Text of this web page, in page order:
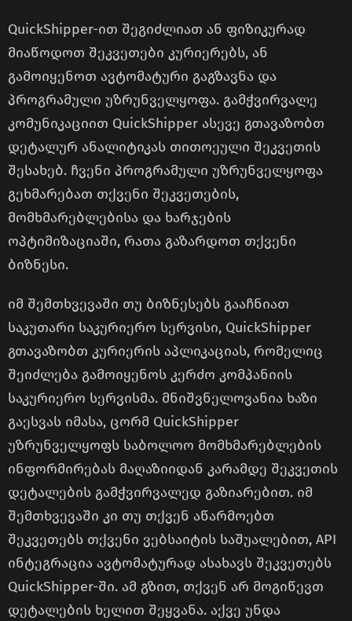
QuickShipper-ით შეგიძლიათ ან ფიზიკურად
მიაწოდოთ შეკვეთები კურიერებს, ან
გამოიყენოთ ავტომატური გაგზავნა და
პროგრამული უზრუნველყოფა. გამჭვირვალე
კომუნიკაციით QuickShipper ასევე გთავაზობთ
დეტალურ ანალიტიკას თითოეული შეკვეთის
შესახებ. ჩვენი პროგრამული უზრუნველყოფა
გეხმარებათ თქვენი შეკვეთების,
მომხმარებლებისა და ხარჯების
ოპტიმიზაციაში, რათა გაზარდოთ თქვენი
ბიზნესი.
იმ შემთხვევაში თუ ბიზნესებს გააჩნიათ
საკუთარი საკურიერო სერვისი, QuickShipper
გთავაზობთ კურიერის აპლიკაციას, რომელიც
შეიძლება გამოიყენოს კერძო კომპანიის
საკურიერო სერვისმა. მნიშვნელოვანია ხაზი
გაესვას იმასა, ცორმ QuickShipper
უზრუნველყოფს საბოლოო მომხმარებლების
ინფორმირებას მაღაზიიდან კარამდე შეკვეთის
დეტალების გამჭვირვალედ გაზიარებით. იმ
შემთხვევაში კი თუ თქვენ აწარმოებთ
შეკვეთებს თქვენი ვებსაიტის საშუალებით, API
ინტეგრაცია ავტომატურად ასახავს შეკვეთებს
QuickShipper-ში. ამ გზით, თქვენ არ მოგიწევთ
დეტალების ხელით შეყვანა. აქვე უნდა